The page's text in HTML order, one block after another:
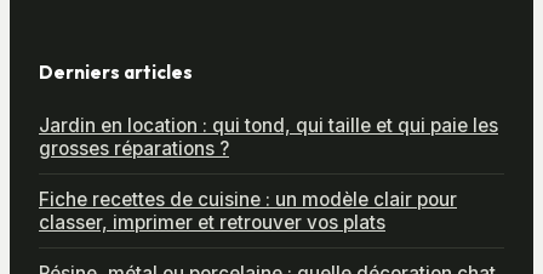
Derniers articles
Jardin en location : qui tond, qui taille et qui paie les
grosses réparations ?
Fiche recettes de cuisine : un modèle clair pour
classer, imprimer et retrouver vos plats